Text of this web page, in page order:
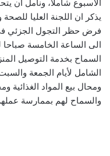
الاسبوع شاملاً، ونأمل ان
فرض حظر التجول الجزئي
الى الساعة الخامسة صباحا
السماح بخدمة التوصيل
الشامل لأيام الجمعة
ومحال بيع المواد الغذائية
والسماح لهم بممارسة